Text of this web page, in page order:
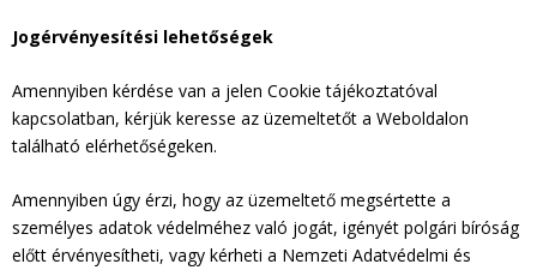
Jogérvényesítési lehetőségek
Amennyiben kérdése van a jelen Cookie tájékoztatóval
kapcsolatban, kérjük keresse az üzemeltetőt a Weboldalon
található elérhetőségeken.
Amennyiben úgy érzi, hogy az üzemeltető megsértette a
személyes adatok védelméhez való jogát, igényét polgári bíróság
előtt érvényesítheti, vagy kérheti a Nemzeti Adatvédelmi és